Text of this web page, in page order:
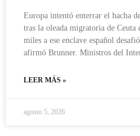
Europa intentó enterrar el hacha
tras la oleada migratoria de Ceuta
miles a ese enclave español
afirmó Brunner. Ministros del
LEER MÁS »
agosto 5, 2026